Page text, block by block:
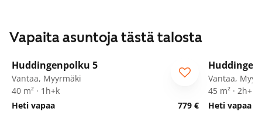
Vapaita asuntoja tästä talosta
/16
ARA
Huddingenpolku 5
Vantaa, Myyrmäki
40 m² · 1h+k
Heti vapaa
779 €
ARA
Vantaa,
45 m² · 2h+kk
Heti vapaa